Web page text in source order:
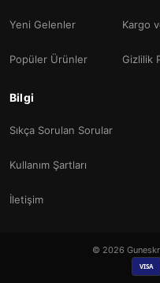
Yeni Gelenler
Popüler Ürünler
Kargo
Gizlilik
Bilgi
Sıkça Sorulan Sorular
Kullanım Şartları
İletişim
© 2026
VISA